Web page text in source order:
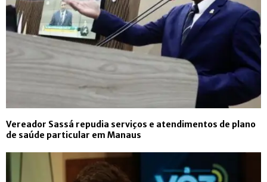
Vereador Sassá repudia serviços e atendimentos de plano
de saúde particular em Manaus